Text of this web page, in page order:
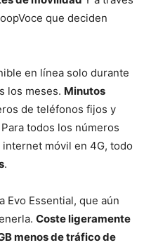
que deciden
en línea solo durante
los meses. Minutos
de teléfonos fijos y
Para todos los números
móvil en 4G, todo
.
Evo Essential, que aún
Coste ligeramente
menos de tráfico de